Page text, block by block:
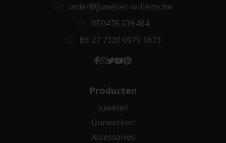
order@juwelier-willems.be
BE0478.339.464
BE 27 7330 0979 1673
Producten
Juwelen
Uurwerken
Accessoires